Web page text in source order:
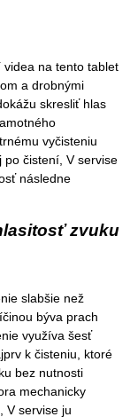
na tento tablet
a drobnými
skresliť hlas
vyčisteniu
po čistení, V servise
následne
zvuku
slabšie než
býva prach
využíva šesť
k čisteniu, ktoré
bez nutnosti
mechanicky
V servise ju